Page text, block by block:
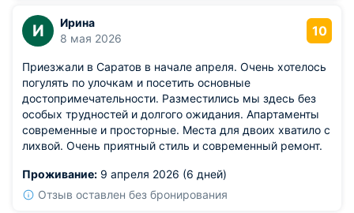
И
Ирина
8 мая 2026
10
Приезжали в Саратов в начале апреля. Очень хотелось
погулять по улочкам и посетить основные
достопримечательности. Разместились мы здесь без
особых трудностей и долгого ожидания. Апартаменты
современные и просторные. Места для двоих хватило с
лихвой. Очень приятный стиль и современный ремонт.
Проживание: 9 апреля 2026 (6 дней)
Отзыв оставлен без бронирования